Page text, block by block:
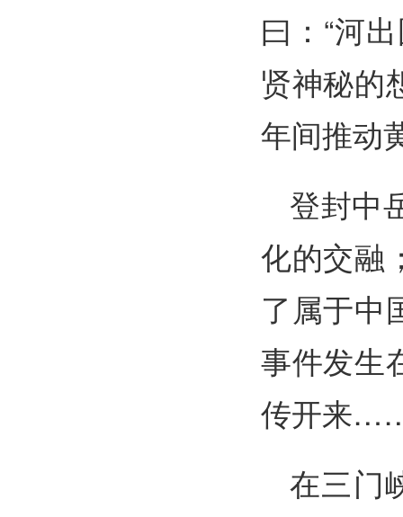
曰：“河
贤神秘的
年间推动
登封中
化的交融
了属于中
事件发生
传开来
在三门